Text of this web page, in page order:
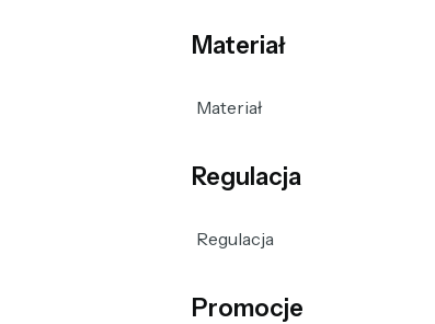
Materiał
Materiał
Regulacja
Regulacja
Promocje